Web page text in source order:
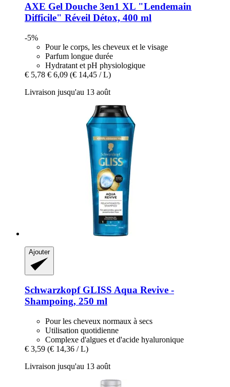
AXE Gel Douche 3en1 XL "Lendemain
Difficile" Réveil Détox, 400 ml
-5%
Pour le corps, les cheveux et le visage
Parfum longue durée
Hydratant et pH physiologique
€ 5,78 € 6,09 (€ 14,45 / L)
Livraison jusqu'au 13 août
Ajouter
SchwarzkopfGLISS Aqua Revive -​
Shampoing, 250 ml
Pour les cheveux normaux à secs
Utilisation quotidienne
Complexe d'algues et d'acide hyaluronique
€ 3,59 (€ 14,36 / L)
Livraison jusqu'au 13 août